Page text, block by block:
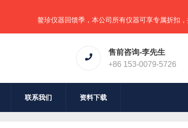
鳌珍仪器回馈季，本公司所有仪器可享专属折扣，批量
售前咨询-李先生
+86 153-0079-5726
联系我们 资料下载